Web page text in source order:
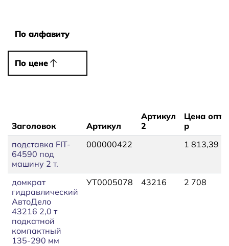
По алфавиту
По алфавиту
По цене
По цене
Заголовок Артикул
Артикул
2
Цена опт,
р
подставка FIT-
64590 под
машину 2 т.
000000422 1 813,39
домкрат
гидравлический
АвтоДело
43216 2,0 т
подкатной
компактный
135-290 мм
УТ0005078 43216 2 708